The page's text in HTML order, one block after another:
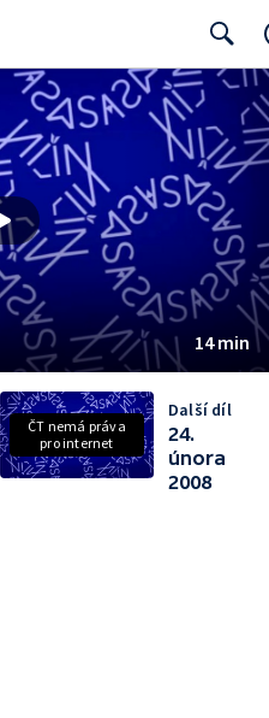
Search
14 min
ČT nemá práva
pro internet
Další díl
24.
února
2008